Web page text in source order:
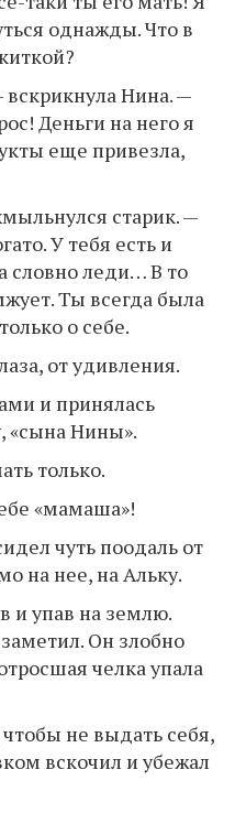
однажды. Что в
вскрикнула Нина. —
Деньги на него я
еще привезла,
старик. —
У тебя есть и
словно леди… В то
Ты всегда была
о себе.
от удивления.
и принялась
«сына Нины».
только.
«мамаша»!
чуть поодаль от
на нее, на Альку.
и упав на землю.
Он злобно
челка упала
не выдать себя,
вскочил и убежал